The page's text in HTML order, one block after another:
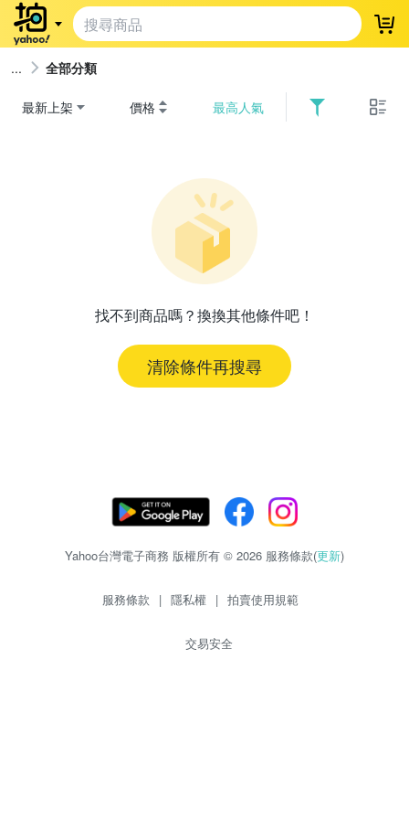
登
全部分類
最新上架 價格 最高人氣
找不到商品嗎？換換其他條件吧！
清除條件再搜尋
Yahoo台灣電子商務 版權所有 © 2026 服務條款(更新)
服務條款 | 隱私權 | 拍賣使用規範
交易安全